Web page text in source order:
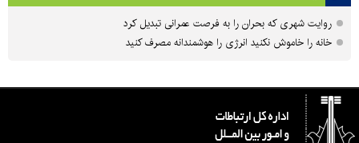
روایت شهری که بحران را به فرصت عمرانی تبدیل کرد
خانه را خاموش نکنید انرژی را هوشمندانه مصرف کنید